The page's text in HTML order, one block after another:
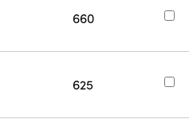
660
625